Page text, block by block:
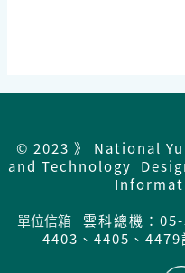
© 2023 》 National
and Technology
單位信箱
雲科總機：
4403、4405、